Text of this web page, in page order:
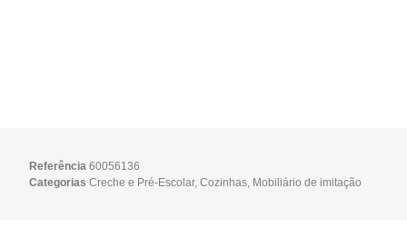
Referência60056136
Categorias Creche e Pré-Escolar,Cozinhas, Mobiliário de imitação